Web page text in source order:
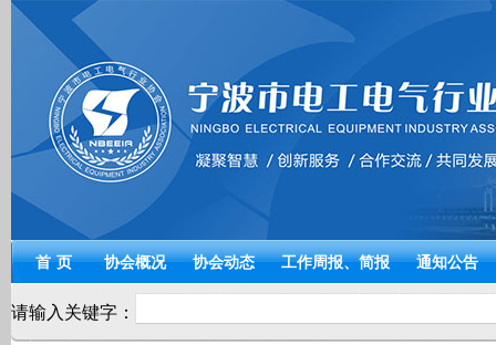
首页 协会概况 协会动态 工作周报、简报 通知公告
请输入关键字：